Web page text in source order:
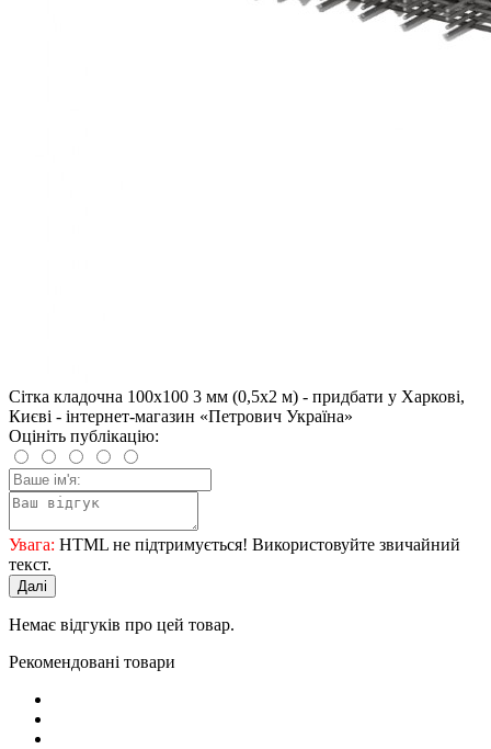
Сітка кладочна 100x100 3 мм (0,5x2 м) - придбати у Харкові,
Києві - інтернет-магазин «Петрович Україна»
Оцініть публікацію:
Увага: HTML не підтримується! Використовуйте звичайний
текст.
Далі
Немає відгуків про цей товар.
Рекомендовані товари